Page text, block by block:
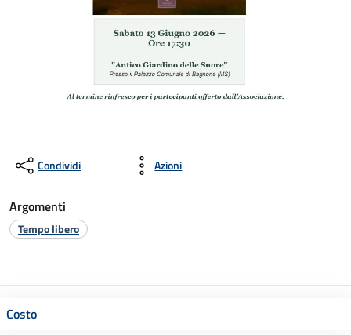
Condividi Azioni
Argomenti
Tempo libero
Costo